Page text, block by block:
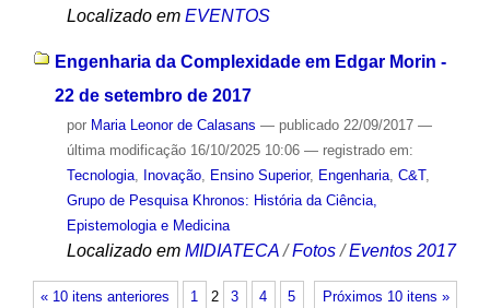
Localizado em EVENTOS
Engenharia da Complexidade em Edgar Morin -
22 de setembro de 2017
por Maria Leonor de Calasans — publicado22/09/2017 —
última modificação16/10/2025 10:06 — registrado em:
Tecnologia, Inovação, Ensino Superior, Engenharia, C&T,
Grupo de Pesquisa Khronos: História da Ciência,
Epistemologia e Medicina
Localizado em MIDIATECA /Fotos /Eventos 2017
« 10 itens anteriores Próximos 10 itens »
1 2 3 4 5